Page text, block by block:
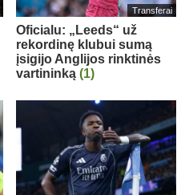
Transferai
Oficialu: „Leeds“ už
rekordinę klubui sumą
įsigijo Anglijos rinktinės
vartininką (1)